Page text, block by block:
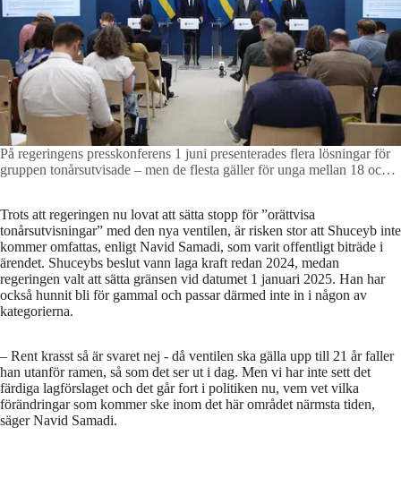
På regeringens presskonferens 1 juni presenterades flera lösningar för
gruppen tonårsutvisade – men de flesta gäller för unga mellan 18 och
Trots att regeringen nu lovat att sätta stopp för ”orättvisa
tonårsutvisningar” med den nya ventilen, är risken stor att Shuceyb inte
kommer omfattas, enligt Navid Samadi, som varit offentligt biträde i
ärendet. Shuceybs beslut vann laga kraft redan 2024, medan
regeringen valt att sätta gränsen vid datumet 1 januari 2025. Han har
också hunnit bli för gammal och passar därmed inte in i någon av
kategorierna.
– Rent krasst så är svaret nej - då ventilen ska gälla upp till 21 år faller
han utanför ramen, så som det ser ut i dag. Men vi har inte sett det
färdiga lagförslaget och det går fort i politiken nu, vem vet vilka
förändringar som kommer ske inom det här området närmsta tiden,
säger Navid Samadi.